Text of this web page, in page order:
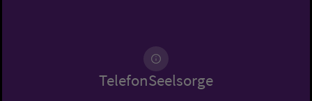
TelefonSeelsorge